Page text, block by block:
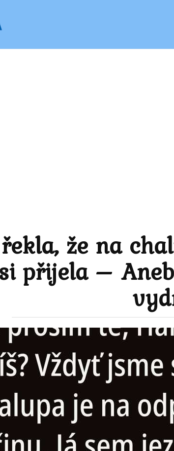
že na
přijela –